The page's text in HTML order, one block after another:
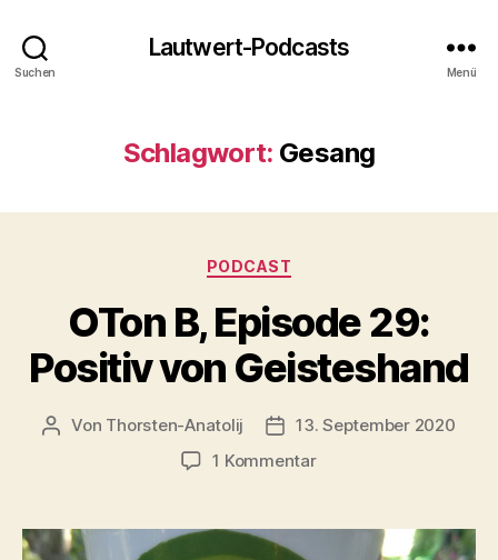
Suchen
Lautwert-Podcasts
Menü
Schlagwort: Gesang
Kategorien
PODCAST
OTon B, Episode 29:
Positiv von Geisteshand
Beitragsautor
Von Thorsten-Anatolij Veröffentlichungsdatum
13. September 2020
1 Kommentarzu
Episode